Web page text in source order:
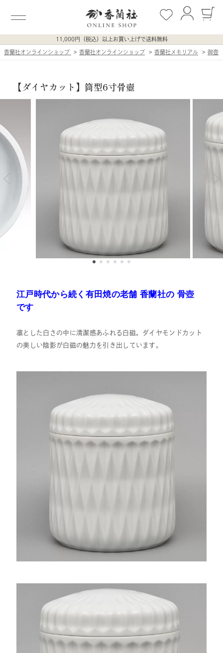
11,000円（税込）以上お買い上げで送料無料
香蘭社オンラインショップ 香蘭社オンラインショップ 香蘭社メモリアル 御壺
【ダイヤカット】筒型6寸骨壺
江戸時代から続く有田焼の老舗 香蘭社の 骨壺
です
凛とした白さの中に清潔感あふれる白磁。ダイヤモンドカット
の美しい陰影が白磁の魅力を引き出しています。